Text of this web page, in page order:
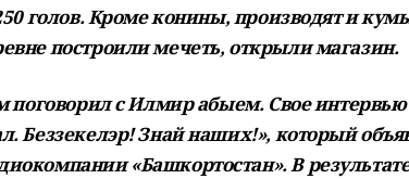
голов. Кроме конины, производят и
построили мечеть, открыли магазин.
поговорил с Илмир абыем. Свое
Беззекелэр! Знай наших!», который
«Башкортостан». В